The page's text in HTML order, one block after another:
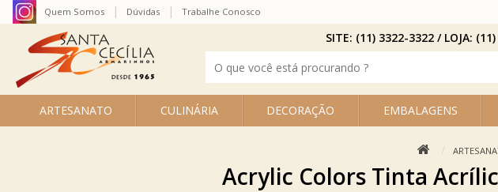
ARTESANATO CULINÁRIA DECORAÇÃO EMBALAGENS
Quem Somos Dúvidas Trabalhe Conosco
SITE: (11) 3322-3322 / LOJA:
Acrylic Colors Tinta